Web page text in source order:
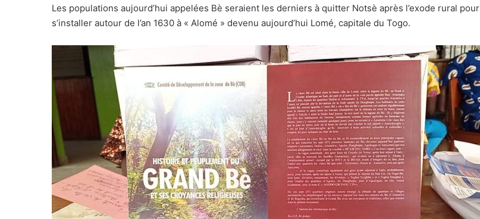
Les populations aujourd’hui appelées Bè seraient les derniers à quitter Notsè après l’exode rural pour
s’installer autour de l’an 1630 à « Alomé » devenu aujourd’hui Lomé, capitale du Togo.